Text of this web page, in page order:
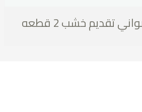
تقديم خشب 2 قطعه